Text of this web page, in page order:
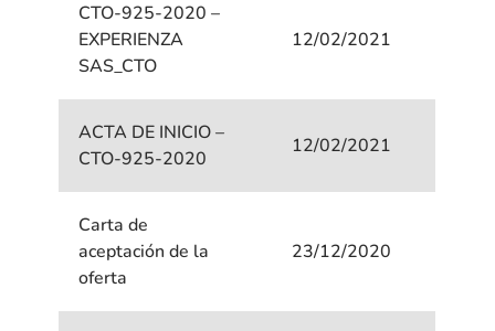
CTO-925-2020 –
EXPERIENZA
SAS_CTO
12/02/2021
ACTA DE INICIO –
CTO-925-2020
12/02/2021
Carta de
aceptación de la
oferta
23/12/2020